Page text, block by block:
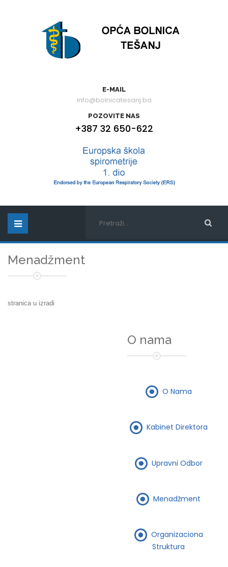
E-MAIL
info@bolnicatesanj.ba
POZOVITE NAS
+387 32 650-622
Menadžment
stranica u izradi
O nama
O Nama
Kabinet Direktora
Upravni Odbor
Menadžment
Organizaciona
Struktura